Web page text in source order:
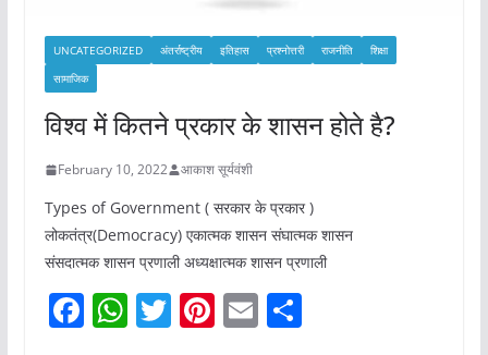
UNCATEGORIZED अंतर्राष्ट्रीय इतिहास प्रश्नोत्तरी राजनीति
शिक्षा
सामाजिक
विश्व में कितने प्रकार के शासन होते है?
February 10, 2022 आकाश सूर्यवंशी
Types of Government ( सरकार के प्रकार )
लोकतंत्र(Democracy) एकात्मक शासन संघात्मक शासन
संसदात्मक शासन प्रणाली अध्यक्षात्मक शासन प्रणाली
F W T Pi E S